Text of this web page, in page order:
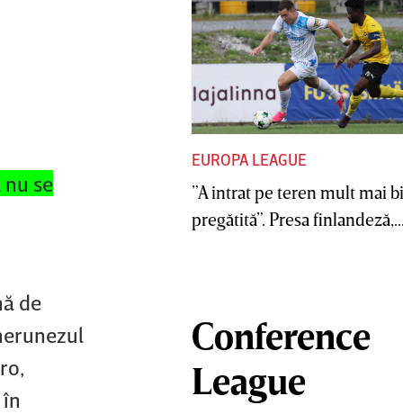
se
de
EUROPA LEAGUE
”A intrat pe teren mult mai
pregătită”. Presa
Conference
League